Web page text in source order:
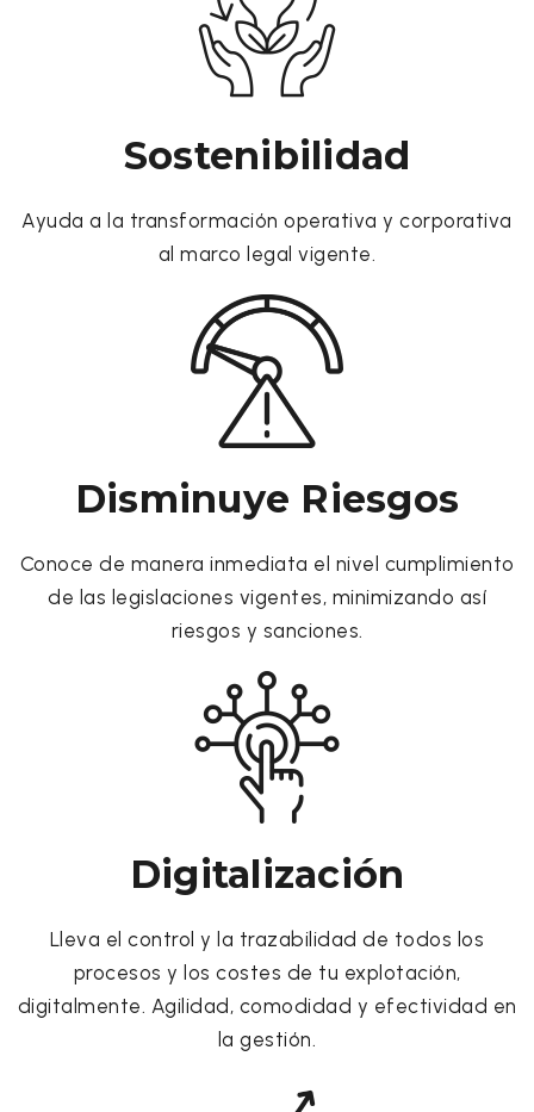
Sostenibilidad
Ayuda a la transformación operativa y corporativa
al marco legal vigente.
Disminuye Riesgos
Conoce de manera inmediata el nivel cumplimiento
de las legislaciones vigentes, minimizando así
riesgos y sanciones.
Digitalización
Lleva el control y la trazabilidad de todos los
procesos y los costes de tu explotación,
digitalmente. Agilidad, comodidad y efectividad en
la gestión.